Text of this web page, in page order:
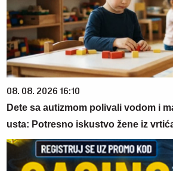
08. 08. 2026 16:10
Dete sa autizmom polivali vodom i
usta: Potresno iskustvo žene iz